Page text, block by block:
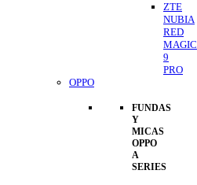
ZTE
NUBIA
RED
MAGIC
9
PRO
OPPO
FUNDAS
Y
MICAS
OPPO
A
SERIES